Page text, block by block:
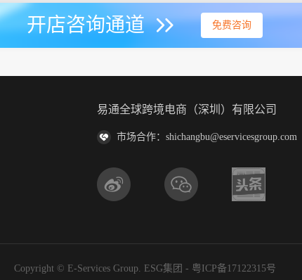
开店咨询通道 免费咨询
易通全球跨境电商（深圳）有限公司
市场合作：shichangbu@eservicesgroup.com
Copyright © E-Services Group. ESG集团 - 粤ICP备17122315号